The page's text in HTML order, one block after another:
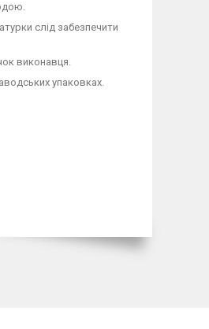
слід забезпечити
виконавця.
упаковках.